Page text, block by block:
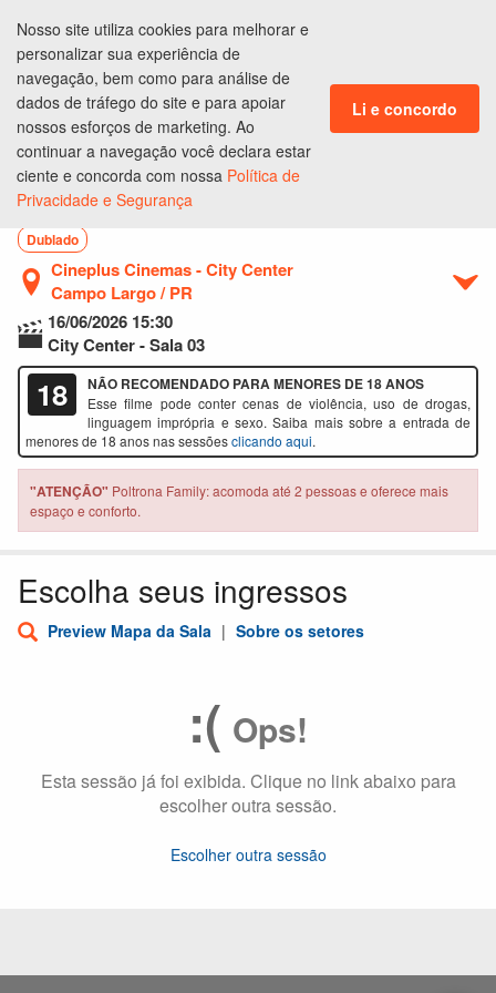
Ingressos Lugares Produtos
Todo Mundo em Pânico 6
Dublado
Cineplus Cinemas - City Center
Campo Largo / PR
16/06/2026 15:30
City Center - Sala 03
18 NÃO RECOMENDADO PARA MENORES DE 18 ANOS
Esse filme pode conter cenas de violência, uso de drogas,
linguagem imprópria e sexo. Saiba mais sobre a entrada de
menores de 18 anos nas sessõesclicando aqui.
"ATENÇÃO" Poltrona Family: acomoda até 2 pessoas e oferece mais
espaço e conforto.
Escolha seus ingressos
Preview Mapa da Sala | Sobre os setores
:( Ops!
Esta sessão já foi exibida. Clique no link abaixo para
escolher outra sessão.
Escolher outra sessão
Nosso site utiliza cookies para melhorar e
personalizar sua experiência de
navegação, bem como para análise de
dados de tráfego do site e para apoiar
nossos esforços de marketing. Ao
continuar a navegação você declara estar
ciente e concorda com nossa Política de
Privacidade e Segurança
Li e concordo